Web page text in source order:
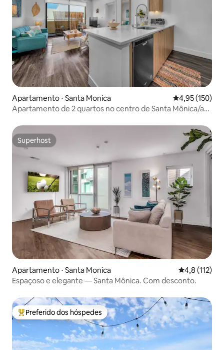
Apartamento ⋅ Santa Monica 4,95 de uma
4,95 (150)
Apartamento de 2 quartos no centro de Santa Mônica/a
Superhost
Superhost
Apartamento ⋅ Santa Monica 4,8 de uma
4,8 (112)
Espaçoso e elegante — Santa Mônica. Com desconto.
Entre os melhores preferidos dos hóspedes
Preferido dos hóspedes